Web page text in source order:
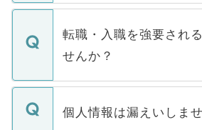
ます。通常、5営業日以内
いただきますので、しばら
マイナビDOCTORで取り
うち約3割は、Webサイト
けない「非公開求人」です
下記の理由によって、一般
ません。
■応募殺到を避けるため
転職・入職を強要され
せんか？
転職・入職を強要するこ
ん。また、仮に応募先から
個人情報は漏えいしま